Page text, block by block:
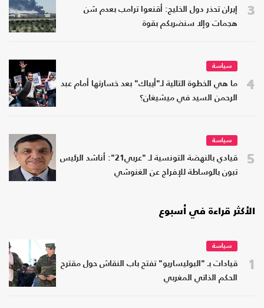
3
إيران تحذر دول الخليج: أقنعوا ترامب بعدم شن
هجمات وإلا سنضربكم بقوة
4
سياسة
ما هي الخطوة التالية لـ"أيباك" بعد خسارتها أمام عبد
الرحمن السيد في ميشيغان؟
5
سياسة
قيادي بالنهضة التونسية لـ "عربي21": أناشد الرئيس
تبون بالوساطة للإفراج عن الغنوشي
الأكثر قراءة في أسبوع
1
سياسة
قيادات بـ "البوليساريو" تفتح باب النقاش حول مقترح
الحكم الذاتي المغربي